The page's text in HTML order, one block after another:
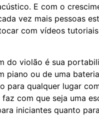
E com o
vez mais pessoas
com vídeos
do violão é sua
piano ou de uma
para qualquer lugar
com que seja uma
iniciantes quanto